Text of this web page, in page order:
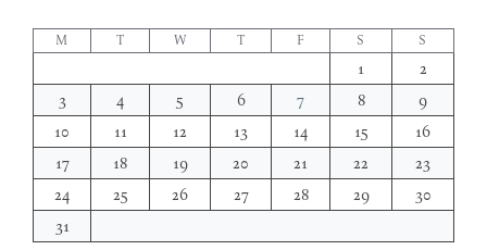
M T W T F S S
1
2
3
4 5 6 7 8
9
10
11 12 13 14 15
16
17
18 19 20 21 22
23
24
25 26 27 28 29
30
31